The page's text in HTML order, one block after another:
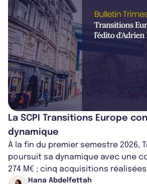
La SCPI Transitions Europe
dynamique
À la fin du premier semestre 2026,
poursuit sa dynamique avec une
274 M€ ; cinq acquisitions
capitalisation portée à 1,38 Md€....
Hana Abdelfettah